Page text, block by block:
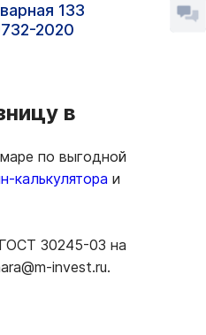
133
2020
в
по выгодной
калькулятора и
ГОСТ 30245-03 на
invest.ru.